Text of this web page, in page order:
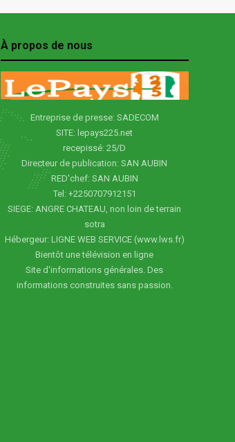
À propos de nous
Entreprise de presse: SADECOM
SITE: lepays225.net
recepissé: 25/D
Directeur de publication: SAN AUBIN
RED'chef: SAN AUBIN
Tel: +2250707912151
SIEGE: ANGRE CHATEAU, non loin de terrain
sotra
Hébergeur: LIGNE WEB SERVICE (www.lws.fr)
Bientôt une télévision en ligne
Site d'informations générales. Des
informations construites sans passion.